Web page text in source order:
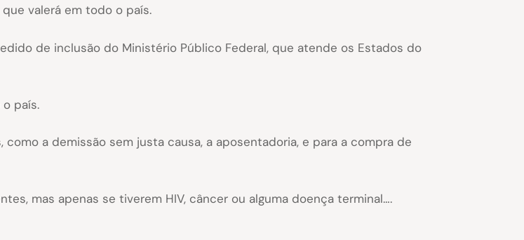
valerá em todo o país.
de inclusão do Ministério Público Federal, que atende os Estados do
país.
a demissão sem justa causa, a aposentadoria, e para a compra de
mas apenas se tiverem HIV, câncer ou alguma doença terminal….